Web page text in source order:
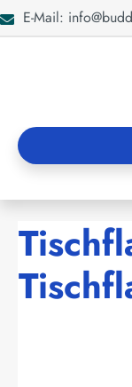
Zur Suche
E-Mail: